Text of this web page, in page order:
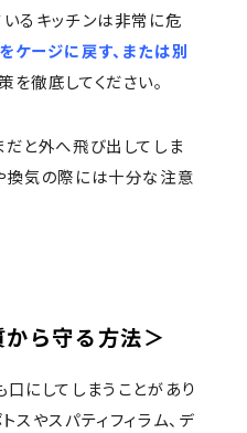
いるキッチンは非常に危
ケージに戻す、または別
を徹底してください。
だと外へ飛び出してしま
換気の際には十分な注意
ら守る方法＞
にしてしまうことがあり
スやスパティフィラム、デ